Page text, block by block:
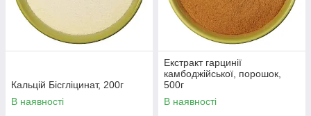
Кальцій Бісгліцинат, 200г
В наявності
Екстракт гарцинії
камбоджійської, порошок,
500г
В наявності